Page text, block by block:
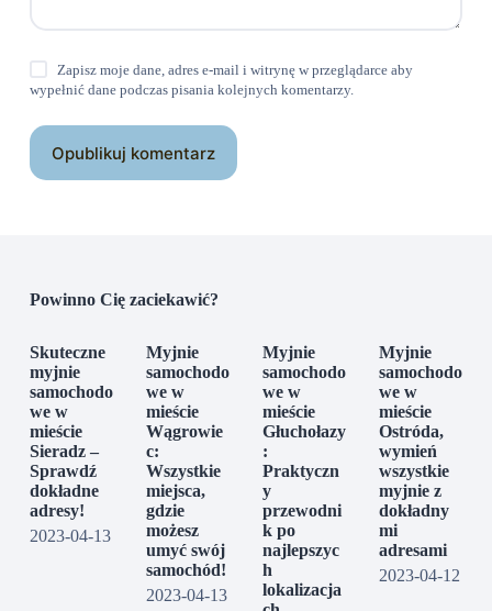
Zapisz moje dane, adres e-mail i witrynę w przeglądarce aby
wypełnić dane podczas pisania kolejnych komentarzy.
Opublikuj komentarz
Powinno Cię zaciekawić?
Skuteczne
myjnie
samochodo
we w
mieście
Sieradz –
Sprawdź
dokładne
adresy!
2023-04-13
Myjnie
samochodo
we w
mieście
Wągrowie
c:
Wszystkie
miejsca,
gdzie
możesz
umyć swój
samochód!
2023-04-13
Myjnie
samochodo
we w
mieście
Głuchołazy
:
Praktyczn
y
przewodni
k po
najlepszyc
h
lokalizacja
Myjnie
samochodo
we w
mieście
Ostróda,
wymień
wszystkie
myjnie z
dokładny
mi
adresami
2023-04-12